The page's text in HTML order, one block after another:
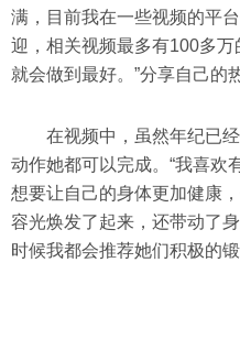
满，目前我在一些视频的平
迎，相关视频最多有100多
就会做到最好。”分享自己的
在视频中，虽然年纪已
动作她都可以完成。“我喜欢
想要让自己的身体更加健康
容光焕发了起来，还带动了
时候我都会推荐她们积极的锻